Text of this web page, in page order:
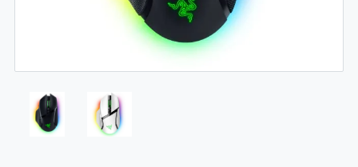
セットアップ
マイページ